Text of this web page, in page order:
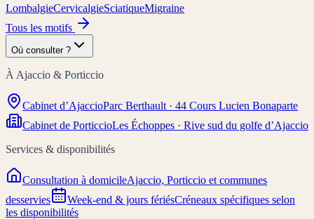
LombalgieCervicalgieSciatiqueMigraine
Tous les motifs
Où consulter ?
À Ajaccio & Porticcio
Cabinet d’AjaccioParc Berthault · 44 Cours Lucien Bonaparte
Cabinet de PorticcioLes Échoppes · Rive sud du golfe d’Ajaccio
Services & disponibilités
Consultation à domicileAjaccio, Porticcio et communes
desservies
Week-end & jours fériésCréneaux spécifiques selon
les disponibilités